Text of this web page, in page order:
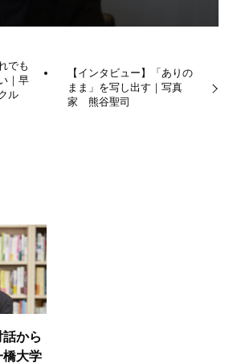
でも
｜早
ル
【インタビュー】「ありの
まま」を写し出す｜写真
家 熊谷聖司
話から
橋大学